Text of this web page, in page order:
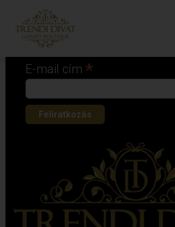
Iratkozz fel
E-mail cím*